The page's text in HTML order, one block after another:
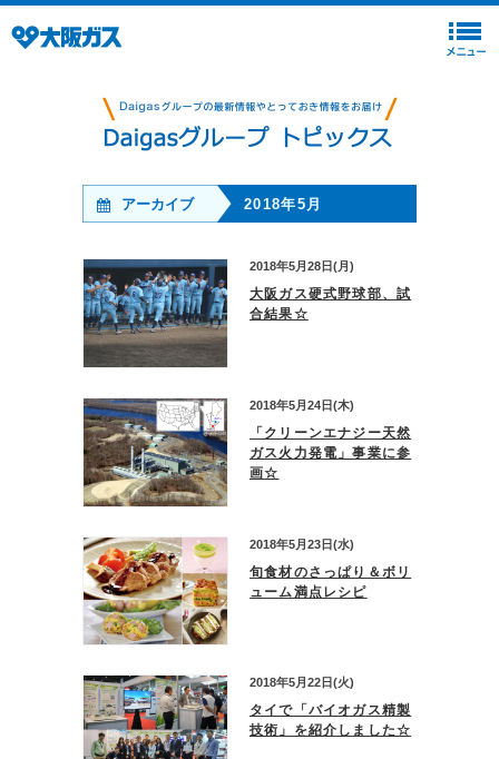
アーカイブ 2018年5月
2018年5月28日(月)
大阪ガス硬式野球部、試
合結果☆
2018年5月24日(木)
「クリーンエナジー天然
ガス火力発電」事業に参
画☆
2018年5月23日(水)
旬食材のさっぱり＆ボリ
ューム満点レシピ
2018年5月22日(火)
タイで「バイオガス精製
技術」を紹介しました☆